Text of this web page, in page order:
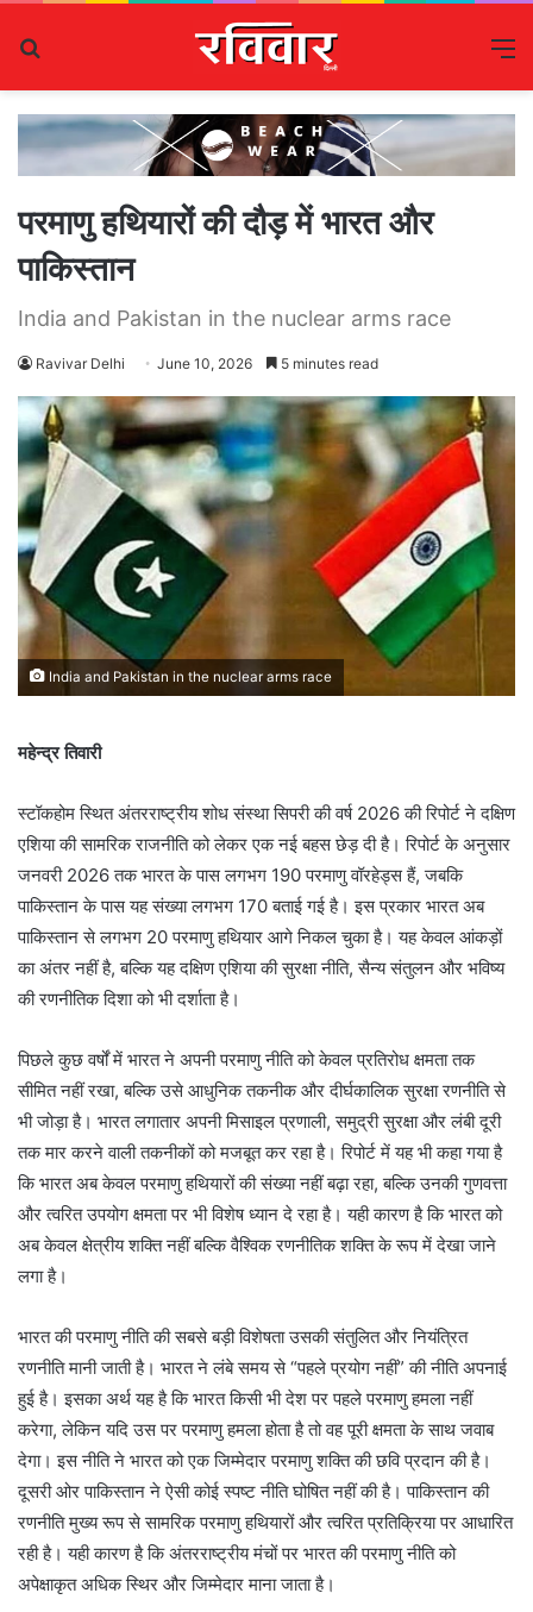
परमाणु हथियारों की दौड़ में भारत और
पाकिस्तान
India and Pakistan in the nuclear arms race
Ravivar Delhi June 10, 2026 5 minutes read
India and Pakistan in the nuclear arms race
महेन्द्र तिवारी
स्टॉकहोम स्थित अंतरराष्ट्रीय शोध संस्था सिपरी की वर्ष 2026 की रिपोर्ट ने दक्षिण
एशिया की सामरिक राजनीति को लेकर एक नई बहस छेड़ दी है। रिपोर्ट के अनुसार
जनवरी 2026 तक भारत के पास लगभग 190 परमाणु वॉरहेड्स हैं, जबकि
पाकिस्तान के पास यह संख्या लगभग 170 बताई गई है। इस प्रकार भारत अब
पाकिस्तान से लगभग 20 परमाणु हथियार आगे निकल चुका है। यह केवल आंकड़ों
का अंतर नहीं है, बल्कि यह दक्षिण एशिया की सुरक्षा नीति, सैन्य संतुलन और भविष्य
की रणनीतिक दिशा को भी दर्शाता है।
पिछले कुछ वर्षों में भारत ने अपनी परमाणु नीति को केवल प्रतिरोध क्षमता तक
सीमित नहीं रखा, बल्कि उसे आधुनिक तकनीक और दीर्घकालिक सुरक्षा रणनीति से
भी जोड़ा है। भारत लगातार अपनी मिसाइल प्रणाली, समुद्री सुरक्षा और लंबी दूरी
तक मार करने वाली तकनीकों को मजबूत कर रहा है। रिपोर्ट में यह भी कहा गया है
कि भारत अब केवल परमाणु हथियारों की संख्या नहीं बढ़ा रहा, बल्कि उनकी गुणवत्ता
और त्वरित उपयोग क्षमता पर भी विशेष ध्यान दे रहा है। यही कारण है कि भारत को
अब केवल क्षेत्रीय शक्ति नहीं बल्कि वैश्विक रणनीतिक शक्ति के रूप में देखा जाने
लगा है।
भारत की परमाणु नीति की सबसे बड़ी विशेषता उसकी संतुलित और नियंत्रित
रणनीति मानी जाती है। भारत ने लंबे समय से “पहले प्रयोग नहीं” की नीति अपनाई
हुई है। इसका अर्थ यह है कि भारत किसी भी देश पर पहले परमाणु हमला नहीं
करेगा, लेकिन यदि उस पर परमाणु हमला होता है तो वह पूरी क्षमता के साथ जवाब
देगा। इस नीति ने भारत को एक जिम्मेदार परमाणु शक्ति की छवि प्रदान की है।
दूसरी ओर पाकिस्तान ने ऐसी कोई स्पष्ट नीति घोषित नहीं की है। पाकिस्तान की
रणनीति मुख्य रूप से सामरिक परमाणु हथियारों और त्वरित प्रतिक्रिया पर आधारित
रही है। यही कारण है कि अंतरराष्ट्रीय मंचों पर भारत की परमाणु नीति को
अपेक्षाकृत अधिक स्थिर और जिम्मेदार माना जाता है।